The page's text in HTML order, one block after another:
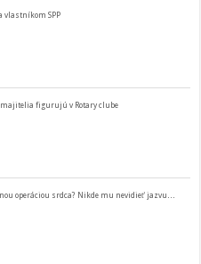
vlastníkom SPP
figurujú v Rotary clube
operáciou srdca? Nikde mu nevidieť jazvu…